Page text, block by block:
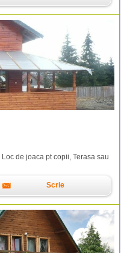
de joaca pt copii, Terasa sau
Scrie